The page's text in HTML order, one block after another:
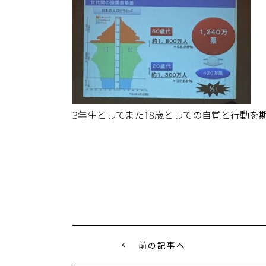
3年生としてまた18歳としての自覚と行動を
前の記事へ